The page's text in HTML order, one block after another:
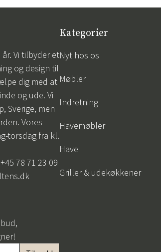
Vi tilbyder et
og design til
dig med at
og ude. Vi
Sverige, men
Vores
torsdag fra kl.
78 71 23 09
Kategorier
Nyt hos os
Møbler
Indretning
Havemøbler
Have
Griller & udekøkkener